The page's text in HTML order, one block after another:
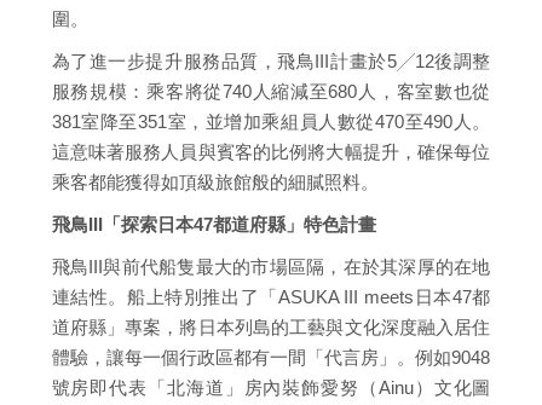
圍。
為了進一步提升服務品質，飛鳥III計畫於5╱12後調整
服務規模：乘客將從740人縮減至680人，客室數也從
381室降至351室，並增加乘組員人數從470至490人。
這意味著服務人員與賓客的比例將大幅提升，確保每位
乘客都能獲得如頂級旅館般的細膩照料。
飛鳥III「探索日本47都道府縣」特色計畫
飛鳥III與前代船隻最大的市場區隔，在於其深厚的在地
連結性。船上特別推出了「ASUKA III meets日本47都
道府縣」專案，將日本列島的工藝與文化深度融入居住
體驗，讓每一個行政區都有一間「代言房」。例如9048
號房即代表「北海道」房內裝飾愛努（Ainu）文化圖